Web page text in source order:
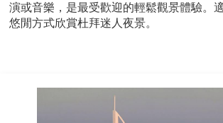
演或音樂，是最受歡迎的輕鬆觀景體驗。
悠閒方式欣賞杜拜迷人夜景。